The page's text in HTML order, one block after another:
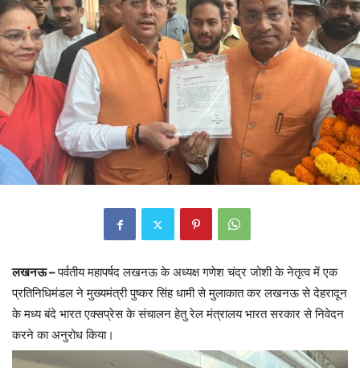
लखनऊ –पर्वतीय महापर्षद लखनऊ के अध्यक्ष गणेश चंद्र जोशी के नेतृत्व में एक
प्रतिनिधिमंडल ने मुख्यमंत्री पुष्कर सिंह धामी से मुलाकात कर लखनऊ से देहरादून
के मध्य बंदे भारत एक्सप्रेस के संचालन हेतु रेल मंत्रालय भारत सरकार से निवेदन
करने का अनुरोध किया।